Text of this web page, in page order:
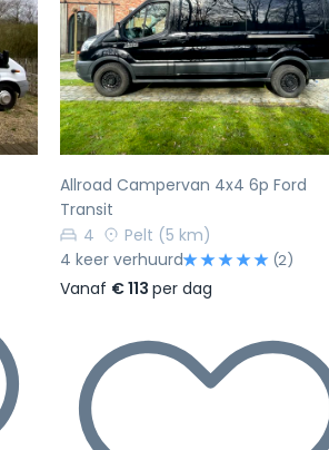
Volgende Vorige
Allroad Campervan 4x4 6p Ford
Transit
4
Pelt (5 km)
4 keer verhuurd
(2)
Vanaf € 113 per dag